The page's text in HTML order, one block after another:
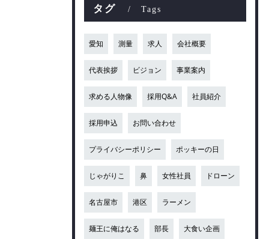
タグ Tags
愛知 測量 求人 会社概要
代表挨拶 ビジョン 事業案内
求める人物像 採用Q&A 社員紹介
採用申込 お問い合わせ
プライバシーポリシー ポッキーの日
じゃがりこ 鼻 女性社員 ドローン
名古屋市 港区 ラーメン
麺王に俺はなる 部長 大食い企画